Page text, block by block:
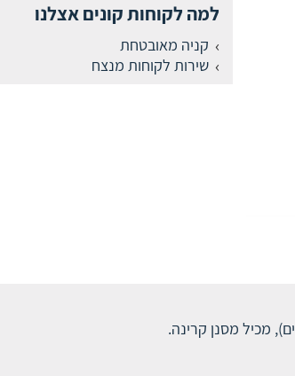
למה לקוחות קונים אצלנו
קניה מאובטחת
שירות לקוחות מנצח
מכיל מסנן קרינה.